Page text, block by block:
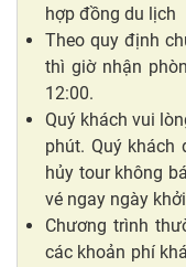
hợp đồng du lịch
Theo quy định
thì giờ nhận
12:00.
Quý khách vui
phút. Quý khách
hủy tour không
vé ngay ngày
Chương trình
các khoản phí